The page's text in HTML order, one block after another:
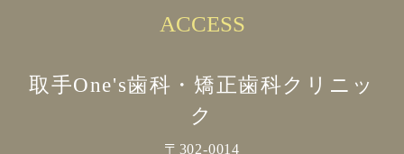
ACCESS
取手One's歯科・矯正歯科クリニッ
ク
〒302-0014